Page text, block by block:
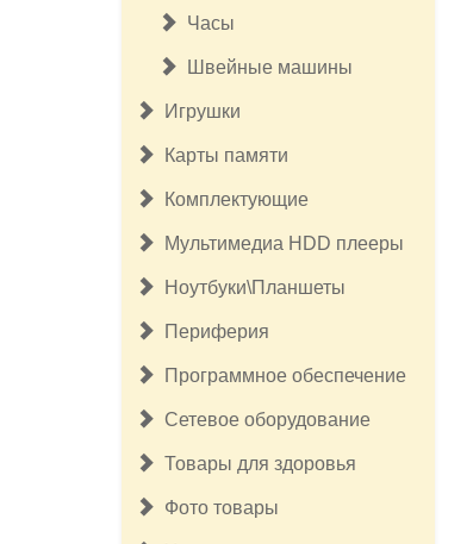
Часы
Швейные машины
Игрушки
Карты памяти
Комплектующие
Мультимедиа HDD плееры
Ноутбуки\Планшеты
Периферия
Программное обеспечение
Сетевое оборудование
Товары для здоровья
Фото товары